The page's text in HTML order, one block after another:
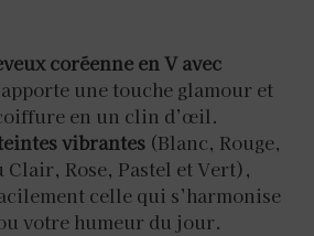
coréenne en V avec
apporte une touche glamour et
en un clin d’œil.
vibrantes (Blanc, Rouge,
Clair, Rose, Pastel et Vert),
celle qui s’harmonise
votre humeur du jour.